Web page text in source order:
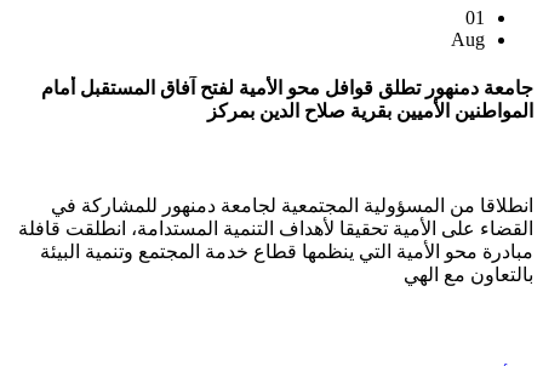
01
Aug
جامعة دمنهور تطلق قوافل محو الأمية لفتح آفاق المستقبل أمام
المواطنين الأميين بقرية صلاح الدين بمركز
انطلاقا من المسؤولية المجتمعية لجامعة دمنهور للمشاركة في
القضاء على الأمية تحقيقا لأهداف التنمية المستدامة، انطلقت قافلة
مبادرة محو الأمية التي ينظمها قطاع خدمة المجتمع وتنمية البيئة
بالتعاون مع الهي